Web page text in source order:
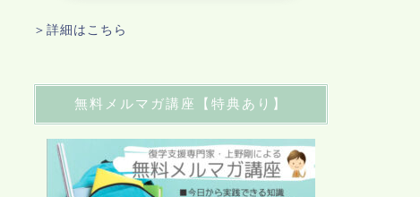
＞詳細はこちら
無料メルマガ講座【特典あり】